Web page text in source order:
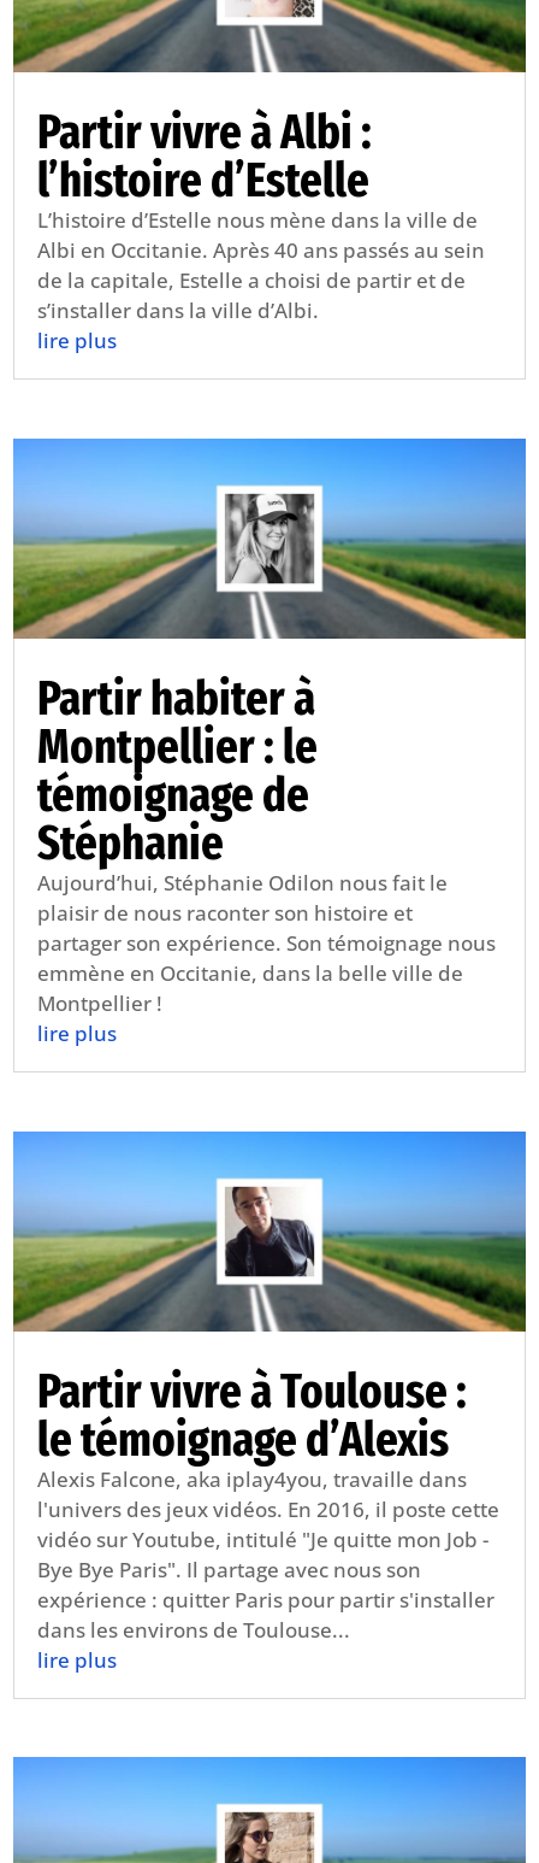
Partir vivre à Albi :
l’histoire d’Estelle
L’histoire d’Estelle nous mène dans la ville de
Albi en Occitanie. Après 40 ans passés au sein
de la capitale, Estelle a choisi de partir et de
s’installer dans la ville d’Albi.
lire plus
Partir habiter à
Montpellier : le
témoignage de
Stéphanie
Aujourd’hui, Stéphanie Odilon nous fait le
plaisir de nous raconter son histoire et
partager son expérience. Son témoignage nous
emmène en Occitanie, dans la belle ville de
Montpellier !
lire plus
Partir vivre à Toulouse :
le témoignage d’Alexis
Alexis Falcone, aka iplay4you, travaille dans
l'univers des jeux vidéos. En 2016, il poste cette
vidéo sur Youtube, intitulé "Je quitte mon Job -
Bye Bye Paris". Il partage avec nous son
expérience : quitter Paris pour partir s'installer
dans les environs de Toulouse...
lire plus